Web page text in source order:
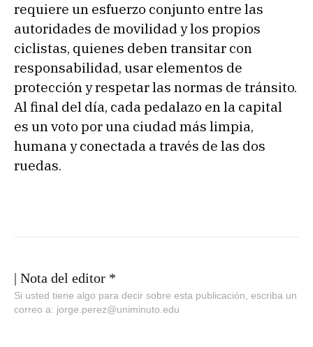
requiere un esfuerzo conjunto entre las
autoridades de movilidad y los propios
ciclistas, quienes deben transitar con
responsabilidad, usar elementos de
protección y respetar las normas de tránsito.
Al final del día, cada pedalazo en la capital
es un voto por una ciudad más limpia,
humana y conectada a través de las dos
ruedas.
| Nota del editor *
Si usted tiene algo para decir sobre esta publicación, escriba un
correo a: jorge.perez@uniminuto.edu